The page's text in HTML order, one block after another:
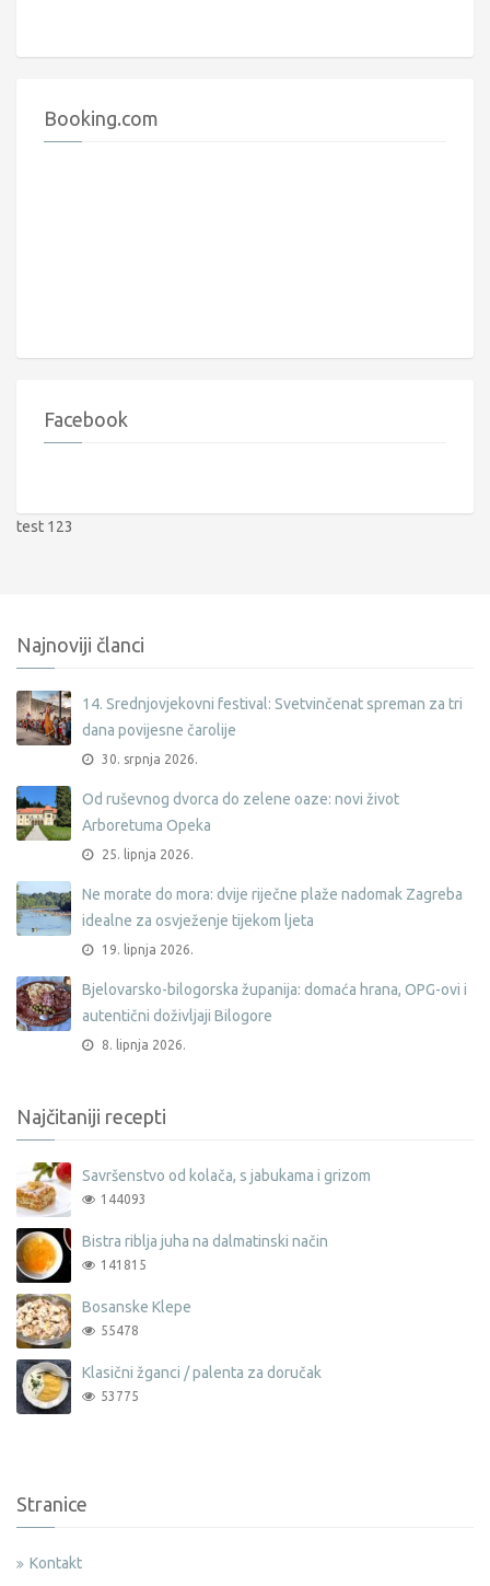
Booking.com
Facebook
test 123
Najnoviji članci
14. Srednjovjekovni festival: Svetvinčenat spreman za tri
dana povijesne čarolije
30. srpnja 2026.
Od ruševnog dvorca do zelene oaze: novi život
Arboretuma Opeka
25. lipnja 2026.
Ne morate do mora: dvije riječne plaže nadomak Zagreba
idealne za osvježenje tijekom ljeta
19. lipnja 2026.
Bjelovarsko-bilogorska županija: domaća hrana, OPG-ovi i
autentični doživljaji Bilogore
8. lipnja 2026.
Najčitaniji recepti
Savršenstvo od kolača, s jabukama i grizom
144093
Bistra riblja juha na dalmatinski način
141815
Bosanske Klepe
55478
Klasični žganci / palenta za doručak
53775
Stranice
Kontakt